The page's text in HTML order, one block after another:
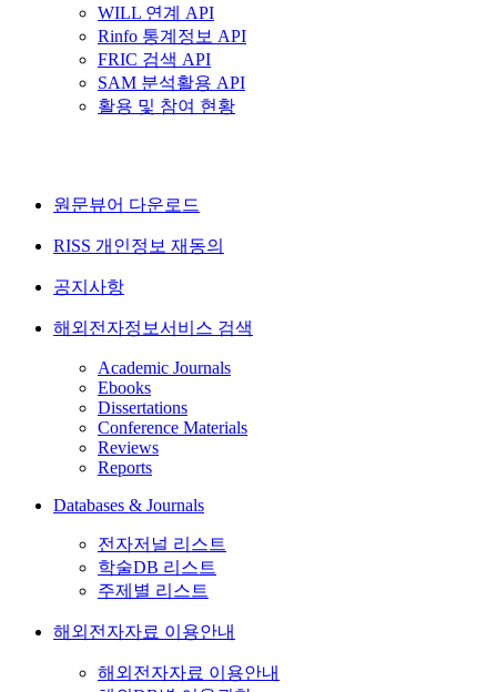
WILL 연계 API
Rinfo 통계정보 API
FRIC 검색 API
SAM 분석활용 API
활용 및 참여 현황
원문뷰어 다운로드
RISS 개인정보 재동의
공지사항
해외전자정보서비스 검색
Academic Journals
Ebooks
Dissertations
Conference Materials
Reviews
Reports
Databases & Journals
전자저널 리스트
학술DB 리스트
주제별 리스트
해외전자자료 이용안내
해외전자자료 이용안내